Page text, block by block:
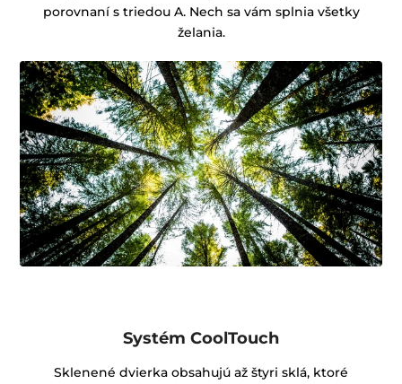
porovnaní s triedou A. Nech sa vám splnia všetky
želania.
Systém CoolTouch
Sklenené dvierka obsahujú až štyri sklá, ktoré